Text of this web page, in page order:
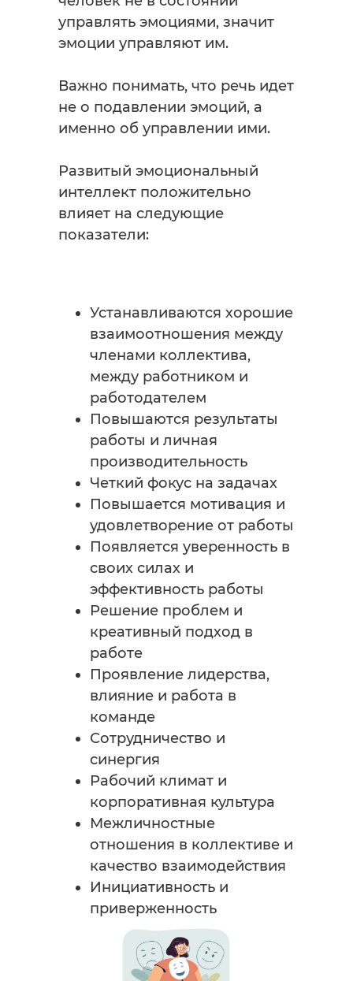
управлять эмоциями, значит
эмоции управляют им.
Важно понимать, что речь идет
не о подавлении эмоций, а
именно об управлении ими.
Развитый эмоциональный
интеллект положительно
влияет на следующие
показатели:
Устанавливаются хорошие
взаимоотношения между
членами коллектива,
между работником и
работодателем
Повышаются результаты
работы и личная
производительность
Четкий фокус на задачах
Повышается мотивация и
удовлетворение от работы
Появляется уверенность в
своих силах и
эффективность работы
Решение проблем и
креативный подход в
работе
Проявление лидерства,
влияние и работа в
команде
Сотрудничество и
синергия
Рабочий климат и
корпоративная культура
Межличностные
отношения в коллективе и
качество взаимодействия
Инициативность и
приверженность